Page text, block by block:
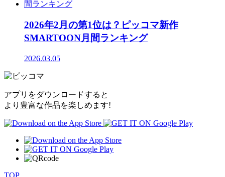
2026年2月の第1位は？ピッコマ新作
SMARTOON月間ランキング
2026.03.05
アプリをダウンロードすると
より豊富な作品を楽しめます!
TOP